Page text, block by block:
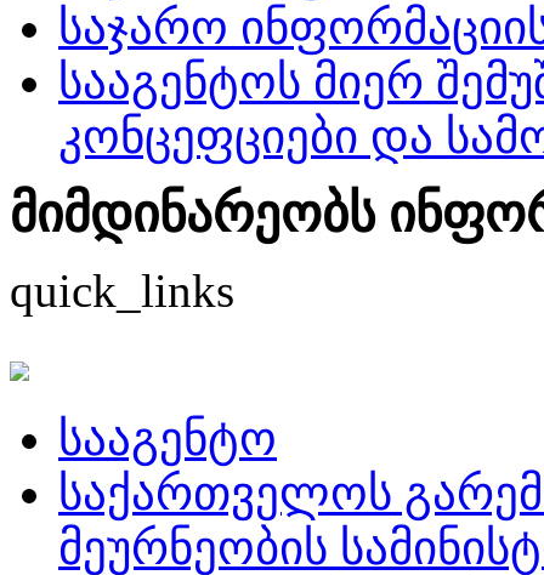
საჯარო
სააგენტოს მიერ
კონცეფციები და
მიმდინარეობს
quick_links
სააგენტო
საქართველოს
მეურნეობის